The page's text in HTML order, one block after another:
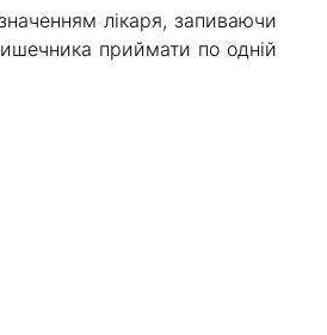
лікаря, запиваючи
приймати по одній